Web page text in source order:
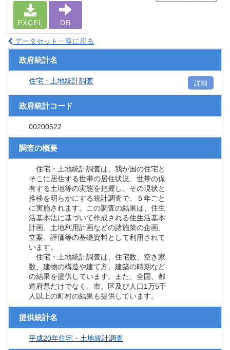
EXCEL DB
データセット一覧に戻る
政府統計名
住宅・土地統計調査 詳細
政府統計コード
00200522
調査の概要
住宅・土地統計調査は、我が国の住宅と
そこに居住する世帯の居住状況、世帯の保
有する土地等の実態を把握し、その現状と
推移を明らかにする統計調査で、５年ごと
に実施されます。この調査の結果は、住生
活基本法に基づいて作成される住生活基本
計画、土地利用計画などの諸施策の企画、
立案、評価等の基礎資料として利用されて
います。
住宅・土地統計調査は、住宅数、空き家
数、建物の構造や建て方、建築の時期など
の結果を提供しています。また、全国、都
道府県だけでなく、市、区及び人口1万5千
人以上の町村の結果も提供しています。
提供統計名
平成20年住宅・土地統計調査